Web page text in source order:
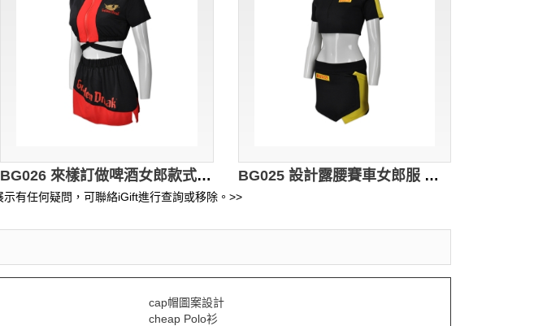
BG026 來樣訂做啤酒女郎款式 設計三件套啤酒女郎款式 比利時黑啤 短裙 吊帶背心 車模 賽車女郎 製作LOGO啤酒女郎款式 啤酒女郎中心 賽車手 BG025 設計露腰賽車女郎服 訂購時尚個性賽車女郎服 賽車女郎套裝 SHOW GIRLS 制服 來樣訂造賽車女郎制服 車模 賽車女郎制服中心 賽車手
有任何疑問，可聯絡iGift進行查詢或移除。>>
cap帽圖案設計
cheap Polo衫